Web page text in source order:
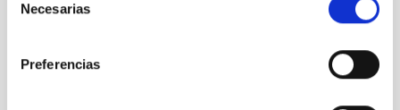
Necesarias
Preferencias